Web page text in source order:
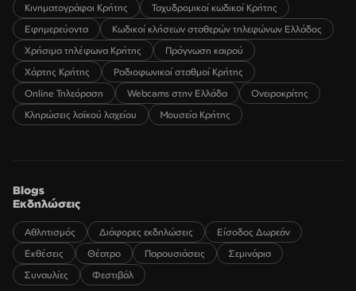
Κινηματογράφοι Κρήτης
Ταχυδρομικοί κωδικοί Κρήτης
Εφημερεύοντα
Κωδικοί κλήσεων σταθερών τηλεφώνων Ελλάδος
Χρήσιμα τηλέφωνα Κρήτης
Πρόγνωση καιρού
Χάρτης Κρήτης
Ραδιοφωνικοί σταθμοί Κρήτης
Online Τηλεόραση
Webcams στην Ελλάδα
Ονειροκρίτης
Κληρώσεις λαϊκού λαχείου
Μουσεία Κρήτης
Blogs
Εκδηλώσεις
Αθλητισμός Διάφορες εκδηλώσεις
Είσοδος Δωρεάν
Εκθέσεις
Θέατρο Παρουσιάσεις
Σεμινάρια
Συναυλίες
Φεστιβάλ